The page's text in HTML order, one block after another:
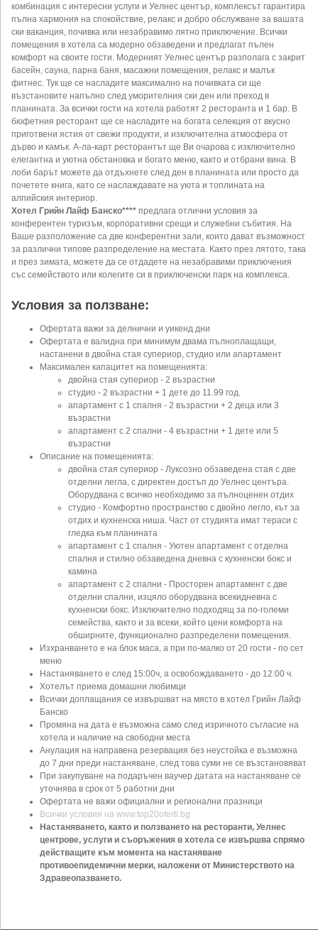
комбинация с интересни услуги и Уелнес център, комплексът гарантира
пълна хармония на спокойствие, релакс и добро обслужване за вашата
ски ваканция, почивка или незабравимо лятно приключение. Всички
помещения в хотела са модерно обзаведени и предлагат пълен
комфорт на своите гости. Модерният Уелнес център разполага с закрит
басейн, сауна, парна баня, масажни помещения, релакс и малък
фитнес. Тук ще се насладите максимално на почивката си ще
възстановите напълно след уморителния ски ден или преход в
планината. За всички гости на хотела работят 2 ресторанта и 1 бар. В
бюфетния ресторант ще се насладите на богата селекция от вкусно
приготвени ястия от свежи продукти, и изключителна атмосфера от
дърво и камък. А-ла-карт ресторантът ще Ви очарова с изключително
елегантна и уютна обстановка и богато меню, както и отбрани вина. В
лоби барът можете да отдъхнете след ден в планината или просто да
почетете книга, като се наслаждавате на уюта и топлината на
алпийския интериор.
Хотел Грийн Лайф Банско**** предлага отлични условия за
конферентен туризъм, корпоративни срещи и служебни събития. На
Ваше разположение са две конферентни зали, които дават възможност
за различни типове разпределение на местата. Както през лятото, така
и през зимата, можете да се отдадете на незабравими приключения
със семейството или колегите си в приключенски парк на комплекса.
Условия за ползване:
Офертата важи за делнични и уикенд дни
Офертата е валидна при минимум двама пълноплащащи,
настанени в двойна стая супериор, студио или апартамент
Максимален капацитет на помещенията:
двойна стая супериор - 2 възрастни
студио - 2 възрастни + 1 дете до 11.99 год.
апартамент с 1 спалня - 2 възрастни + 2 деца или 3
възрастни
апартамент с 2 спални - 4 възрастни + 1 дете или 5
възрастни
Описание на помещенията:
двойна стая супериор - Луксозно обзаведена стая с две
отделни легла, с директен достъп до Уелнес центъра.
Оборудвана с всичко необходимо за пълноценен отдих
студио - Комфортно пространство с двойно легло, кът за
отдих и кухненска ниша. Част от студията имат тераси с
гледка към планината
апартамент с 1 спалня - Уютен апартамент с отделна
спалня и стилно обзаведена дневна с кухненски бокс и
камина
апартамент с 2 спални - Просторен апартамент с две
отделни спални, изцяло оборудвана всекидневна с
кухненски бокс. Изключително подходящ за по-големи
семейства, както и за всеки, който цени комфорта на
обширните, функционално разпределени помещения.
Изхранването е на блок маса, а при по-малко от 20 гости - по сет
меню
Настаняването е след 15:00ч, а освобождаването - до 12:00 ч.
Хотелът приема домашни любимци
Всички доплащания се извършват на място в хотел Грийн Лайф
Банско
Промяна на дата е възможна само след изричното съгласие на
хотела и наличие на свободни места
Анулация на направена резервация без неустойка е възможна
до 7 дни преди настаняване, след това суми не се възстановяват
При закупуване на подаръчен ваучер датата на настаняване се
уточнява в срок от 5 работни дни
Офертата не важи официални и регионални празници
Всички условия на www.top20oferti.bg
Настаняването, както и ползването на ресторанти, Уелнес
центрове, услуги и съоръжения в хотела се извършва спрямо
действащите към момента на настаняване
противоепидемични мерки, наложени от Министерството на
Здравеопазването.